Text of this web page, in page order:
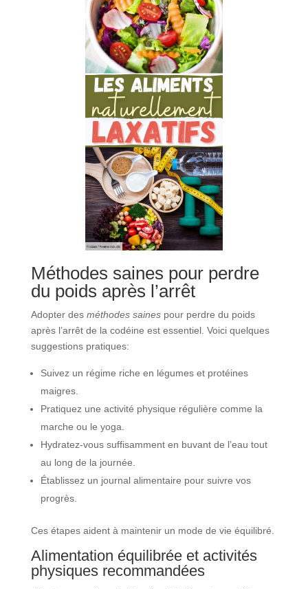
Méthodes saines pour perdre
du poids après l’arrêt
Adopter des méthodes sainespour perdre du poids
après l’arrêt de la codéine est essentiel. Voici quelques
suggestions pratiques:
Suivez un régime riche en légumes et protéines
maigres.
Pratiquez une activité physique régulière comme la
marche ou le yoga.
Hydratez-vous suffisamment en buvant de l’eau tout
au long de la journée.
Établissez un journal alimentaire pour suivre vos
progrès.
Ces étapes aident à maintenir un mode de vie équilibré.
Alimentation équilibrée et activités
physiques recommandées